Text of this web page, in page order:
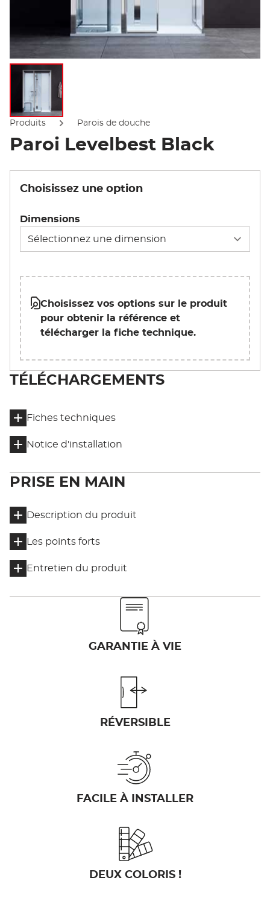
Afficher l'image
Produits Parois de douche
Paroi Levelbest Black
Choisissez une option
Dimensions
Choisissez vos options sur le produit
pour obtenir la référence et
télécharger la fiche technique.
TÉLÉCHARGEMENTS
Fiches techniques
Notice d'installation
PRISE EN MAIN
Description du produit
Les points forts
Entretien du produit
GARANTIE À VIE
RÉVERSIBLE
FACILE À INSTALLER
DEUX COLORIS !